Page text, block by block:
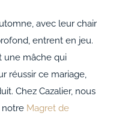
avec leur chair
entrent en jeu.
une mâche qui
réussir ce mariage,
Chez Cazalier, nous
notre Magret de